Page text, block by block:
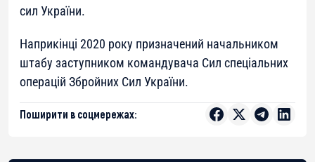
сил України.
Наприкінці 2020 року призначений начальником
штабу заступником командувача Сил спеціальних
операцій Збройних Сил України.
Поширити в соцмережах: